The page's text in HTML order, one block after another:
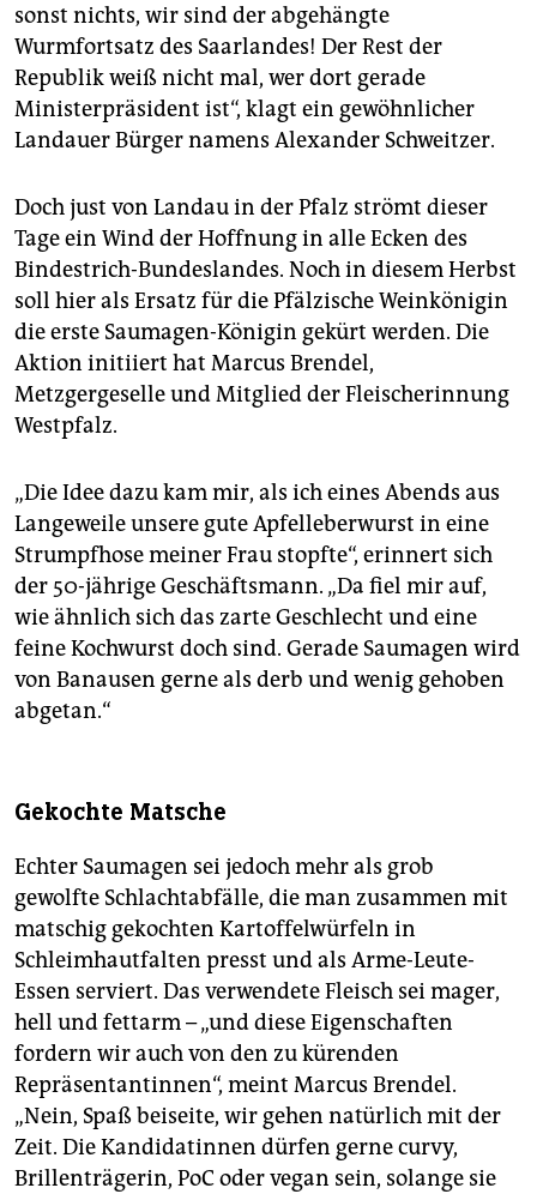
sonst nichts, wir sind der abgehängte
Wurmfortsatz des Saarlandes! Der Rest der
Republik weiß nicht mal, wer dort gerade
Ministerpräsident ist“, klagt ein gewöhnlicher
Landauer Bürger namens Alexander Schweitzer.
Doch just von Landau in der Pfalz strömt dieser
Tage ein Wind der Hoffnung in alle Ecken des
Bindestrich-Bundeslandes. Noch in diesem Herbst
soll hier als Ersatz für die Pfälzische Weinkönigin
die erste Saumagen-Königin gekürt werden. Die
Aktion initiiert hat Marcus Brendel,
Metzgergeselle und Mitglied der Fleischerinnung
Westpfalz.
„Die Idee dazu kam mir, als ich eines Abends aus
Langeweile unsere gute Apfelleberwurst in eine
Strumpfhose meiner Frau stopfte“, erinnert sich
der 50-jährige Geschäftsmann. „Da fiel mir auf,
wie ähnlich sich das zarte Geschlecht und eine
feine Kochwurst doch sind. Gerade Saumagen wird
von Banausen gerne als derb und wenig gehoben
abgetan.“
Gekochte Matsche
Echter Saumagen sei jedoch mehr als grob
gewolfte Schlachtabfälle, die man zusammen mit
matschig gekochten Kartoffelwürfeln in
Schleimhautfalten presst und als Arme-Leute-
Essen serviert. Das verwendete Fleisch sei mager,
hell und fettarm – „und diese Eigenschaften
fordern wir auch von den zu kürenden
Repräsentantinnen“, meint Marcus Brendel.
„Nein, Spaß beiseite, wir gehen natürlich mit der
Zeit. Die Kandidatinnen dürfen gerne curvy,
Brillenträgerin, PoC oder vegan sein, solange sie